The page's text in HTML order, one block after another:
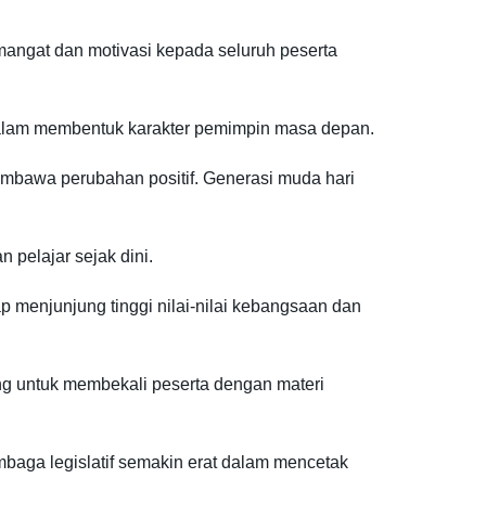
dan motivasi kepada seluruh peserta
membentuk karakter pemimpin masa depan.
perubahan positif. Generasi muda hari
pelajar sejak dini.
menjunjung tinggi nilai-nilai kebangsaan dan
untuk membekali peserta dengan materi
legislatif semakin erat dalam mencetak